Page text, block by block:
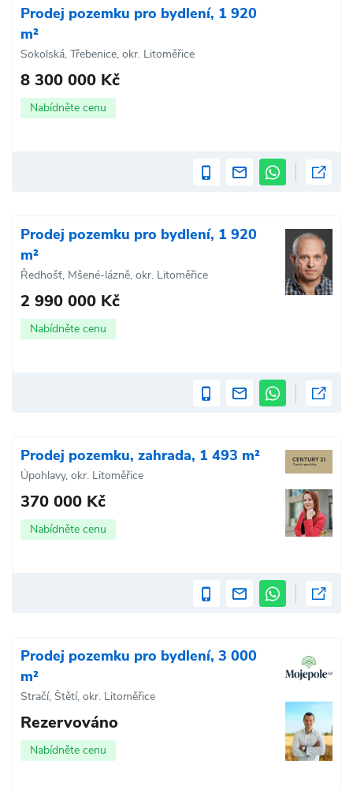
Prodej pozemku pro bydlení, 1 920
m²
Sokolská, Třebenice, okr. Litoměřice
8 300 000 Kč
Nabídněte cenu
Prodej pozemku pro bydlení, 1 920
m²
Ředhošť, Mšené-lázně, okr. Litoměřice
2 990 000 Kč
Nabídněte cenu
Prodej pozemku, zahrada, 1 493 m²
Úpohlavy, okr. Litoměřice
370 000 Kč
Nabídněte cenu
Prodej pozemku pro bydlení, 3 000
m²
Stračí, Štětí, okr. Litoměřice
Rezervováno
Nabídněte cenu